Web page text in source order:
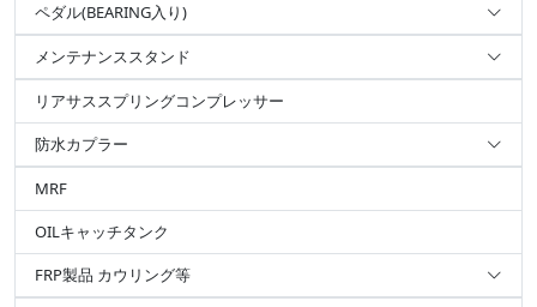
ペダル(BEARING入り)
メンテナンススタンド
リアサススプリングコンプレッサー
防水カプラー
MRF
OILキャッチタンク
FRP製品 カウリング等